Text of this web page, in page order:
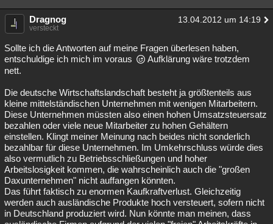
Dragnog 13.04.2012 um 14:19
versteckt
Sollte ich die Antworten auf meine Fragen überlesen haben,
entschuldige ich mich im voraus
Aufklärung wäre trotzdem
nett.
Die deutsche Wirtschaftslandschaft besteht ja größtenteils aus
kleine mittelständischen Unternehmen mit wenigen Mitarbeitern.
Diese Unternehmen müssten also einen hohen Umsatzsteuersatz
bezahlen oder viele neue Mitarbeiter zu hohen Gehältern
einstellen. Klingt meiner Meinung nach beides nicht sonderlich
bezahlbar für diese Unternehmen. Im Umkehrschluss würde dies
also vermutlich zu Betriebsschließungen und hoher
Arbeitslosigkeit kommen, die wahrscheinlich auch die "großen
Daxunternehmen" nicht auffangen könnten.
Das führt faktisch zu enormen Kaufkraftverlust. Gleichzeitig
werden auch ausländische Produkte hoch versteuert, sofern nicht
in Deutschland produziert wird. Nun könnte man meinen, dass